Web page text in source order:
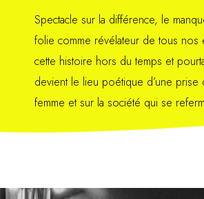
Spectacle sur la différence, le
folie comme révélateur de tous nos
cette histoire hors du temps et
devient le lieu poétique d’une prise
femme et sur la société qui se